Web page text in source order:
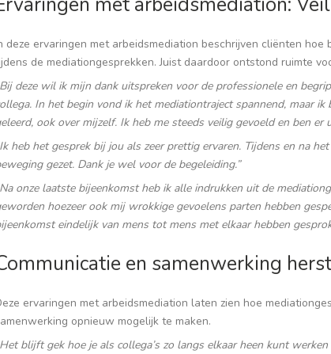
deze ervaringen met arbeidsmediation beschrijven cliënten
de mediationgesprekken. Juist daardoor ontstond ruimte
deze wil ik mijn dank uitspreken voor de professionele en
In het begin vond ik het mediationtraject spannend, maar
ook over mijzelf. Ik heb me steeds veilig gevoeld en ben
heb het gesprek bij jou als zeer prettig ervaren. Tijdens en na
gezet. Dank je wel voor de begeleiding.”
onze laatste bijeenkomst heb ik alle indrukken uit de
hoezeer ook mij wrokkige gevoelens parten hebben
eindelijk van mens tot mens met elkaar hebben
en samenwerking
ervaringen met arbeidsmediation laten zien hoe
opnieuw mogelijk te maken.
blijft gek hoe je als collega’s zo langs elkaar heen kunt